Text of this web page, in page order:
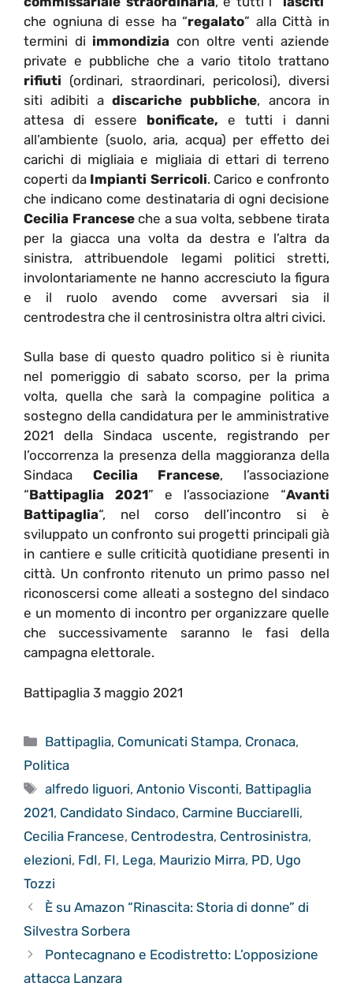
che ogniuna di esse ha “regalato” alla Città in
termini di immondizia con oltre venti aziende
private e pubbliche che a vario titolo trattano
rifiuti (ordinari, straordinari, pericolosi), diversi
siti adibiti a discariche pubbliche, ancora in
attesa di essere bonificate, e tutti i danni
all’ambiente (suolo, aria, acqua) per effetto dei
carichi di migliaia e migliaia di ettari di terreno
coperti da Impianti Serricoli. Carico e confronto
che indicano come destinataria di ogni decisione
Cecilia Franceseche a sua volta, sebbene tirata
per la giacca una volta da destra e l’altra da
sinistra, attribuendole legami politici stretti,
involontariamente ne hanno accresciuto la figura
e il ruolo avendo come avversari sia il
centrodestra che il centrosinistra oltra altri civici.
Sulla base di questo quadro politico si è riunita
nel pomeriggio di sabato scorso, per la prima
volta, quella che sarà la compagine politica a
sostegno della candidatura per le amministrative
2021 della Sindaca uscente, registrando per
l’occorrenza la presenza della maggioranza della
Sindaca Cecilia Francese, l’associazione
“Battipaglia 2021” e l’associazione “Avanti
Battipaglia“, nel corso dell’incontro si è
sviluppato un confronto sui progetti principali già
in cantiere e sulle criticità quotidiane presenti in
città. Un confronto ritenuto un primo passo nel
riconoscersi come alleati a sostegno del sindaco
e un momento di incontro per organizzare quelle
che successivamente saranno le fasi della
campagna elettorale.
Battipaglia 3 maggio 2021
Categorie
Battipaglia, Comunicati Stampa, Cronaca,
Politica
Tag
alfredo liguori,Antonio Visconti, Battipaglia
2021, Candidato Sindaco, Carmine Bucciarelli,
Cecilia Francese, Centrodestra, Centrosinistra,
elezioni, FdI, FI, Lega, Maurizio Mirra, PD, Ugo
Tozzi
È su Amazon “Rinascita: Storia di donne” di
Silvestra Sorbera
Pontecagnano e Ecodistretto: L’opposizione
attacca Lanzara